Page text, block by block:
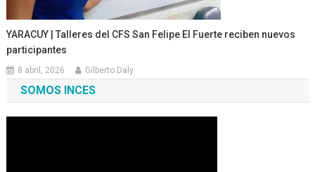
YARACUY | Talleres del CFS San Felipe El Fuerte reciben nuevos
participantes
8 abril, 2026 Gilberto Daly
SOMOS INCES